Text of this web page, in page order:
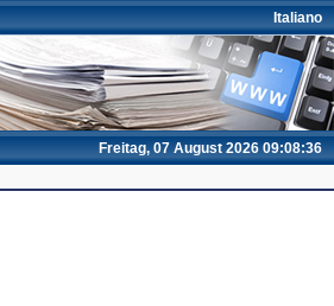
Italiano
Freitag, 07 August 2026 09:08:37